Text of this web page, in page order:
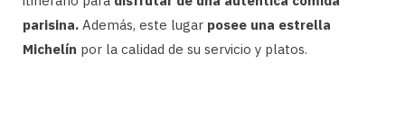
parisina. Además, este lugar posee una estrella
Michelín por la calidad de su servicio y platos.